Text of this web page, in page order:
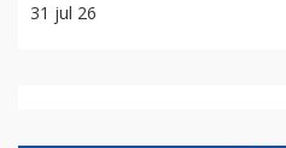
31 jul 26